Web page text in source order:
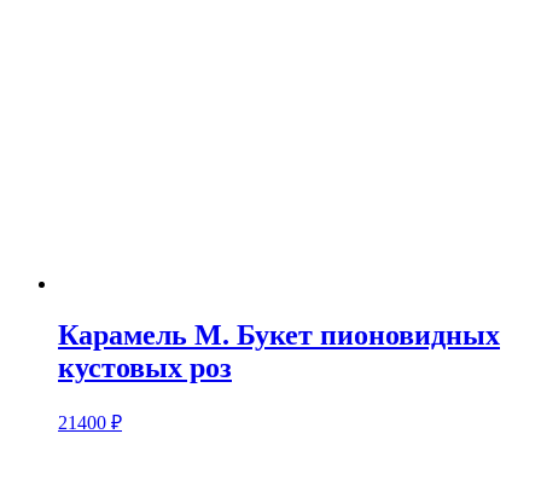
Карамель M. Букет пионовидных
кустовых роз
21400 ₽